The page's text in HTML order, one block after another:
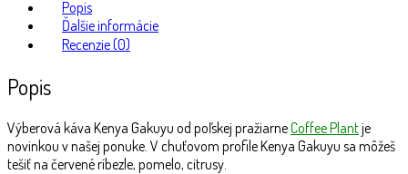
Popis
Ďalšie informácie
Recenzie (0)
Popis
Výberová káva Kenya Gakuyu od poľskej pražiarneCoffee Plantje
novinkou v našej ponuke. V chuťovom profile Kenya Gakuyu sa môžeš
tešiť na červené ríbezle, pomelo, citrusy.